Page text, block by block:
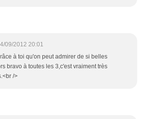
09/2012 20:01
à toi qu'on peut admirer de si belles
bravo à toutes les 3,c'est vraiment très
/>